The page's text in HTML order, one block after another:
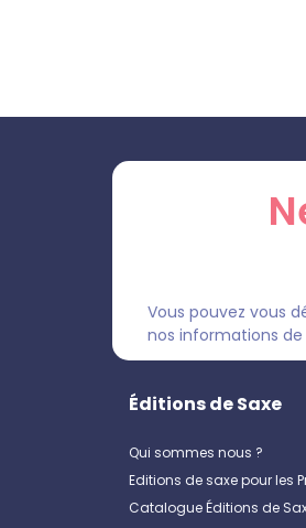
Vous pouvez vous
nos informations
Éditions de Saxe
Qui sommes nous ?
Editions de saxe pour les
Catalogue Éditions de